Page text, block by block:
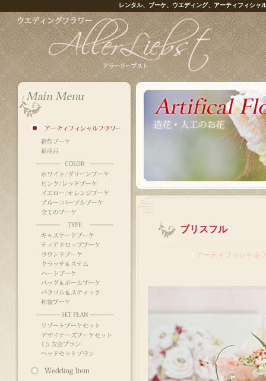
レンタル、ブーケ、ウエディング、アーティフィシャ
ブリスフル
アーティフィシャル